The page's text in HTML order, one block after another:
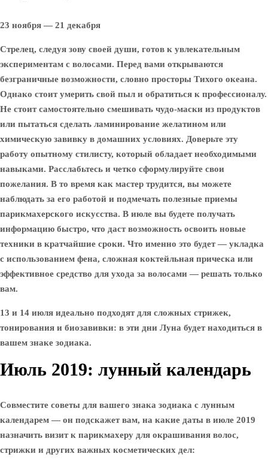
23 ноября — 21 декабря
Стрелец, следуя зову своей души, готов к увлекательным
экспериментам с волосами. Перед вами открываются
безграничные возможности, словно просторы Тихого океана.
Однако стоит умерить свой пыл и обратиться к профессионалу.
Не стоит самостоятельно смешивать чудо-маски из продуктов
или пытаться сделать ламинирование желатином или
химическую завивку в домашних условиях. Доверьте эту
работу опытному стилисту, который обладает необходимыми
навыками. Расслабьтесь и четко сформулируйте свои
пожелания. В то время как мастер трудится, вы можете
наблюдать за его работой и подмечать полезные приемы
парикмахерского искусства. В июле вы будете получать
информацию быстро, что даст возможность освоить новые
техники в кратчайшие сроки. Что именно это будет — укладка
с использованием фена, сложная коктейльная прическа или
эффективное средство для ухода за волосами — решать только
вам.
13 и 14 июля идеально подходят для сложных стрижек,
тонирования и биозавивки: в эти дни Луна будет находиться в
вашем знаке зодиака.
Июль 2019: лунный календарь
Совместите советы для вашего знака зодиака с лунным
календарем — он подскажет вам, на какие даты в июле 2019
назначить визит к парикмахеру для окрашивания волос,
стрижки и других важных косметических дел: